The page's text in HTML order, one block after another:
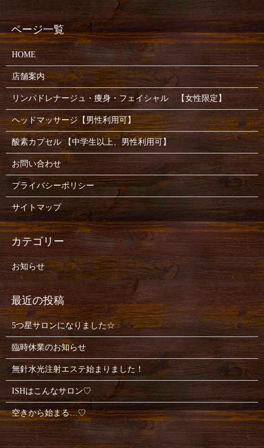
HOME
店舗案内
リンパドレナージュ・痩身・フェイシャル 【女性限定】
ヘッドマッサージ【男性利用可】
酸素カプセル 【中学生以上、男性利用可】
お問い合わせ
プライバシーポリシー
サイトマップ
お知らせ
5つ星サロンになりました☆
臨時休業のお知らせ
無針水光注射エステ始まりました！
ISHはこんなサロン♡
空きから始まる…♡